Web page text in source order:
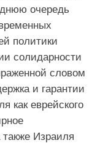
очередь
политики
солидарности
словом
и гарантии
как еврейского
Израиля